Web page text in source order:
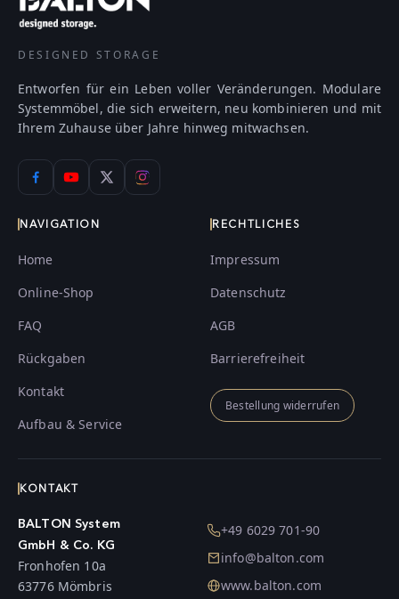
DESIGNED STORAGE
Entworfen für ein Leben voller Veränderungen. Modulare
Systemmöbel, die sich erweitern, neu kombinieren und mit
Ihrem Zuhause über Jahre hinweg mitwachsen.
NAVIGATION
Home
Online-Shop
FAQ
Rückgaben
Kontakt
Aufbau & Service
RECHTLICHES
Impressum
Datenschutz
AGB
Barrierefreiheit
Bestellung widerrufen
KONTAKT
BALTON System
GmbH & Co. KG
Fronhofen 10a
63776 Mömbris
+49 6029 701-90
info@balton.com
www.balton.com